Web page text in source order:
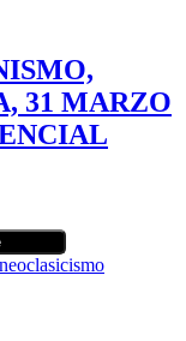
31 MARZO